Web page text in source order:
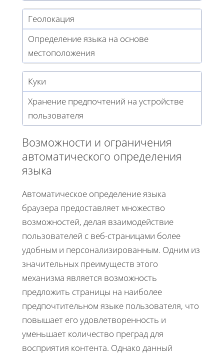
Геолокация
Определение языка на основе
местоположения
Куки
Хранение предпочтений на устройстве
пользователя
Возможности и ограничения
автоматического определения
языка
Автоматическое определение языка
браузера предоставляет множество
возможностей, делая взаимодействие
пользователей с веб-страницами более
удобным и персонализированным. Одним из
значительных преимуществ этого
механизма является возможность
предложить страницы на наиболее
предпочтительном языке пользователя, что
повышает его удовлетворенность и
уменьшает количество преград для
восприятия контента. Однако данный